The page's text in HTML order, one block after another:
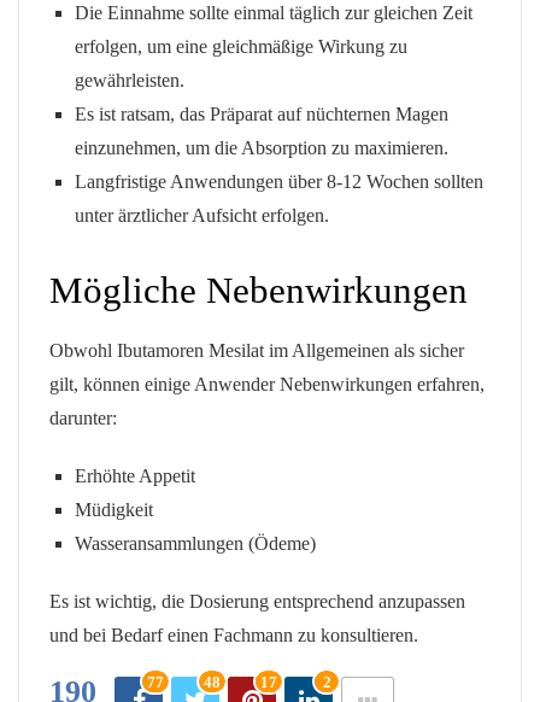
Die Einnahme sollte einmal täglich zur gleichen Zeit
erfolgen, um eine gleichmäßige Wirkung zu
gewährleisten.
Es ist ratsam, das Präparat auf nüchternen Magen
einzunehmen, um die Absorption zu maximieren.
Langfristige Anwendungen über 8-12 Wochen sollten
unter ärztlicher Aufsicht erfolgen.
Mögliche Nebenwirkungen
Obwohl Ibutamoren Mesilat im Allgemeinen als sicher
gilt, können einige Anwender Nebenwirkungen erfahren,
darunter:
Erhöhte Appetit
Müdigkeit
Wasseransammlungen (Ödeme)
Es ist wichtig, die Dosierung entsprechend anzupassen
und bei Bedarf einen Fachmann zu konsultieren.
190 77 48 17 2